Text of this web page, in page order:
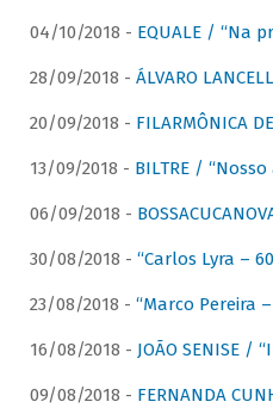
04/10/2018 - EQUALE / “Na
28/09/2018 - ÁLVARO
20/09/2018 - FILARMÔNICA
13/09/2018 - BILTRE /
06/09/2018 -
30/08/2018 - “Carlos Lyra –
23/08/2018 - “Marco Pereira
16/08/2018 - JOÃO SENISE /
09/08/2018 - FERNANDA